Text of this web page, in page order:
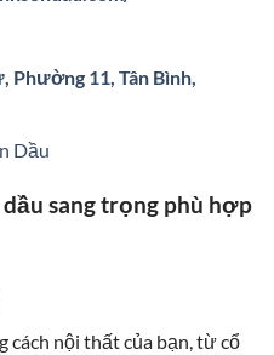
Phường 11, Tân Bình,
Dầu
sang trọng phù hợp
nội thất của bạn, từ cổ